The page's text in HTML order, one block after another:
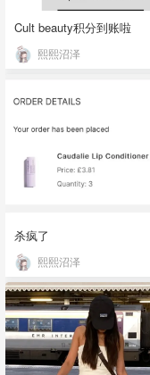
Cult beauty积分到账啦
熙熙沼泽
杀疯了
熙熙沼泽